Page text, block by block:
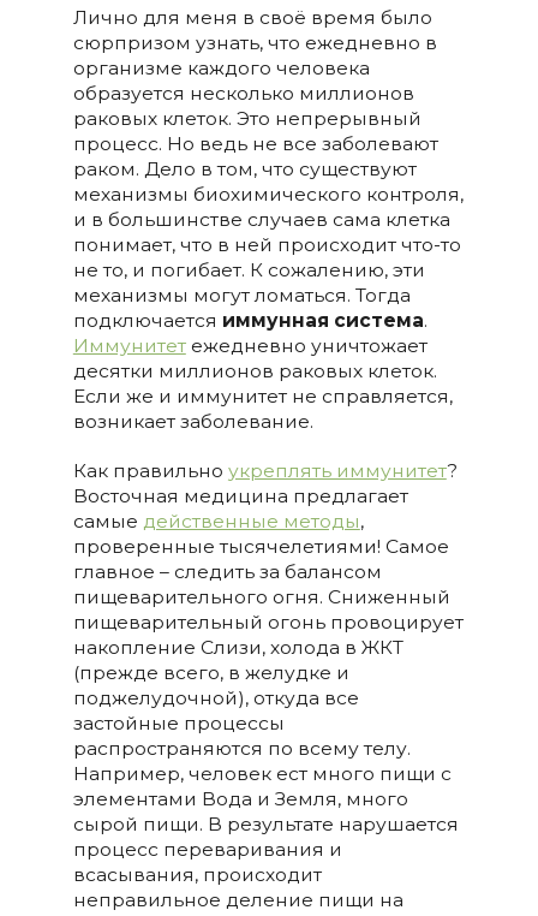
Лично для меня в своё время было
сюрпризом узнать, что ежедневно в
организме каждого человека
образуется несколько миллионов
раковых клеток. Это непрерывный
процесс. Но ведь не все заболевают
раком. Дело в том, что существуют
механизмы биохимического контроля,
и в большинстве случаев сама клетка
понимает, что в ней происходит что-то
не то, и погибает. К сожалению, эти
механизмы могут ломаться. Тогда
подключается иммунная система.
Иммунитетежедневно уничтожает
десятки миллионов раковых клеток.
Если же и иммунитет не справляется,
возникает заболевание.
Как правильно укреплять иммунитет?
Восточная медицина предлагает
самые действенные методы,
проверенные тысячелетиями! Самое
главное – следить за балансом
пищеварительного огня. Сниженный
пищеварительный огонь провоцирует
накопление Слизи, холода в ЖКТ
(прежде всего, в желудке и
поджелудочной), откуда все
застойные процессы
распространяются по всему телу.
Например, человек ест много пищи с
элементами Вода и Земля, много
сырой пищи. В результате нарушается
процесс переваривания и
всасывания, происходит
неправильное деление пищи на